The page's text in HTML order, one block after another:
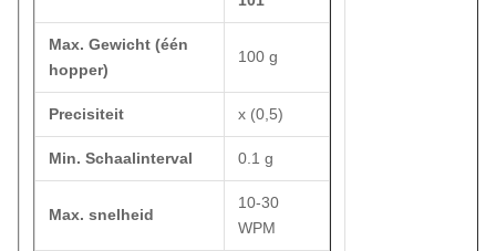
Max. Gewicht (één
hopper)
100 g
Precisiteit x (0,5)
Min. Schaalinterval 0.1 g
Max. snelheid
10-30
WPM